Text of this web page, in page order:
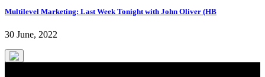
Multilevel Marketing: Last Week Tonight with John Oliver (HB
30 June, 2022